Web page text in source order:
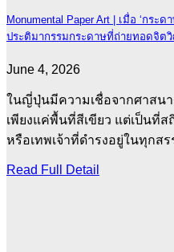
Monumental Paper Art | เมื่อ ‘กระด
ประติมากรรมกระดาษที่ถ่ายทอดจิ
June 4, 2026
ในญี่ปุ่นมีความเชื่อจากศาสน
เพียงแค่พื้นที่สีเขียว แต่เป็นที่
หรือเทพเจ้าที่ดำรงอยู่ในทุกสร
Read Full Detail